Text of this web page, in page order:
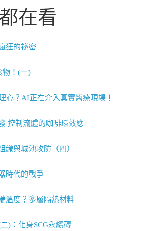
在看
狂的祕密
物！(一)
心？AI正在介入真實醫療現場！
控制流體的咖啡環效應
織與城池攻防（四）
時代的戰爭
溫度？多層隔熱材料
)：化身SCG永續磚